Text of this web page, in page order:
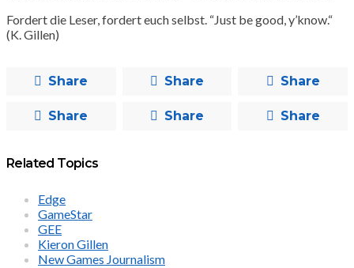
Fordert die Leser, fordert euch selbst. “Just be good, y’know.“
(K. Gillen)
Share Share Share
Share Share Share
Related Topics
Edge
GameStar
GEE
Kieron Gillen
New Games Journalism